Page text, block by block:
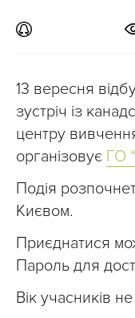
13 вересня
зустріч із
центру
організовує ГО
Подія
Києвом.
Приєднатися
Пароль для
Вік учасників